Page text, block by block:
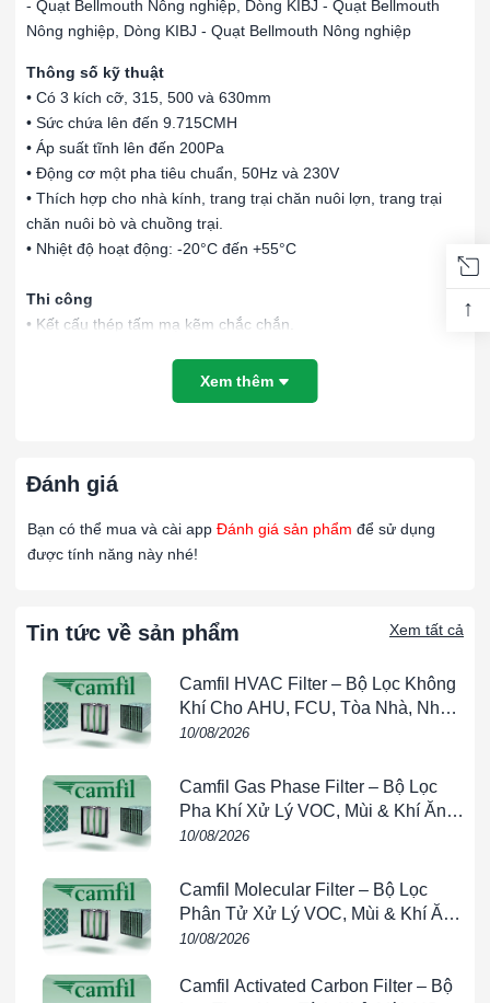
- Quạt Bellmouth Nông nghiệp, Dòng KIBJ - Quạt Bellmouth
Nông nghiệp, Dòng KIBJ - Quạt Bellmouth Nông nghiệp
Thông số kỹ thuật
• Có 3 kích cỡ, 315, 500 và 630mm
• Sức chứa lên đến 9.715CMH
• Áp suất tĩnh lên đến 200Pa
• Động cơ một pha tiêu chuẩn, 50Hz và 230V
• Thích hợp cho nhà kính, trang trại chăn nuôi lợn, trang trại
chăn nuôi bò và chuồng trại.
• Nhiệt độ hoạt động: -20°C đến +55°C
Thi công
• Kết cấu thép tấm mạ kẽm chắc chắn.
• Động cơ một pha được nối trực tiếp với cánh quạt bằng thép
có thiết kế khí động học.
Quạt Nông Nghiệp - CAT050.E0.ED3.pdf
Xem thêm
Đánh giá
Bạn có thể mua và cài app Đánh giá sản phẩm để sử dụng
được tính năng này nhé!
Tin tức về sản phẩm Xem tất cả
Camfil HVAC Filter – Bộ Lọc Không
Khí Cho AHU, FCU, Tòa Nhà, Nhà
Máy & Phòng Sạch
10/08/2026
Camfil Gas Phase Filter – Bộ Lọc
Pha Khí Xử Lý VOC, Mùi & Khí Ăn
Mòn Cho HVAC
10/08/2026
Camfil Molecular Filter – Bộ Lọc
Phân Tử Xử Lý VOC, Mùi & Khí Ăn
Mòn Cho HVAC
10/08/2026
Camfil Activated Carbon Filter – Bộ
↑